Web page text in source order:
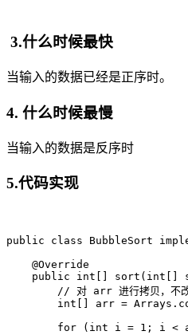
3.什么时候最快
当输入的数据已经是正序时。
4. 什么时候最慢
当输入的数据是反序时
5.代码实现
public class BubbleSort
    @Override
public int[] sort(int[]
// 对 arr 进行拷贝，不
int[] arr =
for (int i = 1; i <